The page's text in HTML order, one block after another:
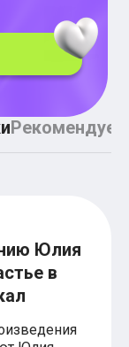
Рекомендуем
Юлия
в